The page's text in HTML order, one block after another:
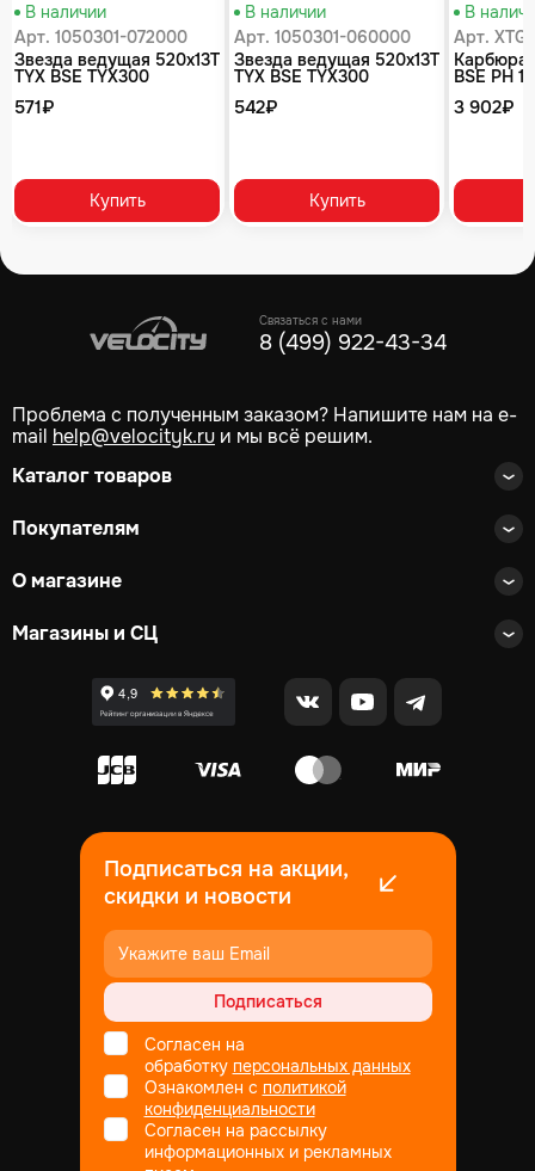
В наличии
Арт. 1050301-072000
Звезда ведущая 520x13T
TYX BSE TYX300
571₽
Купить
В наличии
Арт. 1050301-060000
Звезда ведущая 520x13T
TYX BSE TYX300
542₽
Купить
В
Арт.
BSE PH
3 902₽
Связаться с нами
8 (499) 922-43-34
Проблема с полученным заказом? Напишите нам на e-
mail help@velocityk.ru и мы всё решим.
Каталог товаров
Покупателям
О магазине
Магазины и СЦ
Подписаться на акции,
скидки и новости
Подписаться
Согласен на
обработку персональных данных
Ознакомлен с политикой
конфиденциальности
Согласен на рассылку
информационных и рекламных